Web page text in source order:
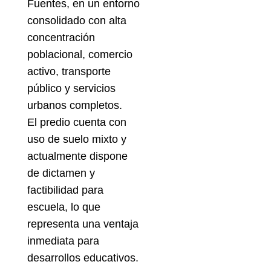
Fuentes, en un entorno
consolidado con alta
concentración
poblacional, comercio
activo, transporte
público y servicios
urbanos completos.
El predio cuenta con
uso de suelo mixto y
actualmente dispone
de dictamen y
factibilidad para
escuela, lo que
representa una ventaja
inmediata para
desarrollos educativos.